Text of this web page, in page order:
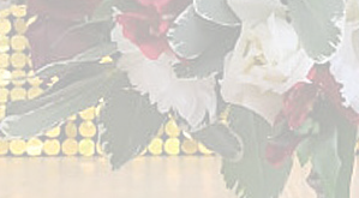
звёзд
букет
букет невесты
букет невесты
букет
букет невесты
персиковые и пудровые
цветами
голубой, сиреневый букет